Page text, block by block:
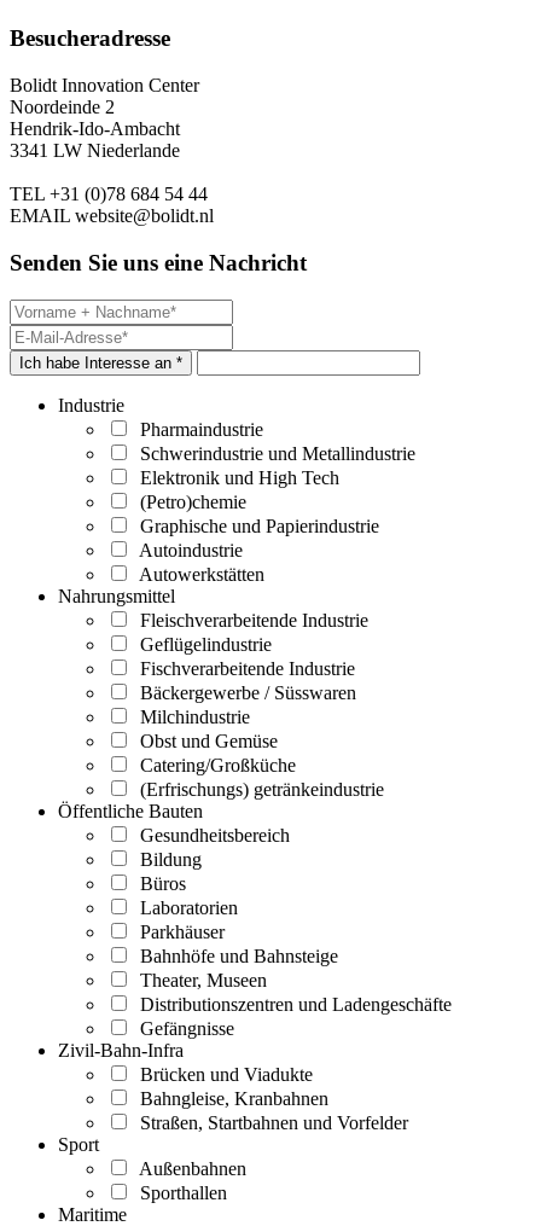
Besucheradresse
Bolidt Innovation Center
Noordeinde 2
Hendrik-Ido-Ambacht
3341 LW Niederlande
TEL +31 (0)78 684 54 44
EMAIL website@bolidt.nl
Senden Sie uns eine Nachricht
Ich habe Interesse an *
Industrie
Pharmaindustrie
Schwerindustrie und Metallindustrie
Elektronik und High Tech
(Petro)chemie
Graphische und Papierindustrie
Autoindustrie
Autowerkstätten
Nahrungsmittel
Fleischverarbeitende Industrie
Geflügelindustrie
Fischverarbeitende Industrie
Bäckergewerbe / Süsswaren
Milchindustrie
Obst und Gemüse
Catering/Großküche
(Erfrischungs) getränkeindustrie
Öffentliche Bauten
Gesundheitsbereich
Bildung
Büros
Laboratorien
Parkhäuser
Bahnhöfe und Bahnsteige
Theater, Museen
Distributionszentren und Ladengeschäfte
Gefängnisse
Zivil-Bahn-Infra
Brücken und Viadukte
Bahngleise, Kranbahnen
Straßen, Startbahnen und Vorfelder
Sport
Außenbahnen
Sporthallen
Maritime